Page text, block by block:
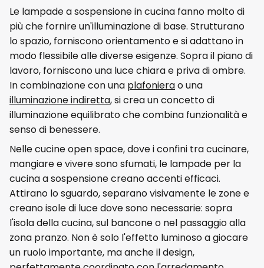
Le lampade a sospensione in cucina fanno molto di
più che fornire un'illuminazione di base. Strutturano
lo spazio, forniscono orientamento e si adattano in
modo flessibile alle diverse esigenze. Sopra il piano di
lavoro, forniscono una luce chiara e priva di ombre.
In combinazione con una plafonierao una
illuminazione indiretta, si crea un concetto di
illuminazione equilibrato che combina funzionalità e
senso di benessere.
Nelle cucine open space, dove i confini tra cucinare,
mangiare e vivere sono sfumati, le lampade per la
cucina a sospensione creano accenti efficaci.
Attirano lo sguardo, separano visivamente le zone e
creano isole di luce dove sono necessarie: sopra
l'isola della cucina, sul bancone o nel passaggio alla
zona pranzo. Non è solo l'effetto luminoso a giocare
un ruolo importante, ma anche il design,